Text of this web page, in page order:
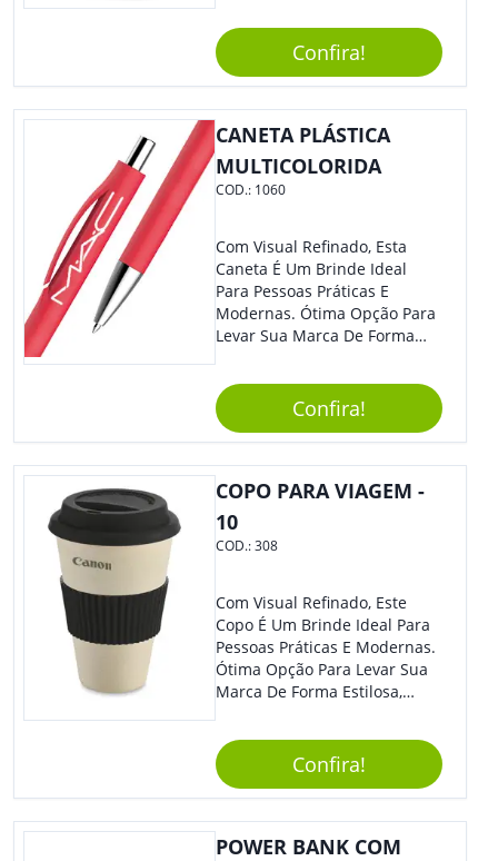
Elástico Permite Maior
Segurança Ao Carregá-Lo.
Ofereça A Seus Clientes E
Colaboradores, Sem Dúvidas
Eles Irão Adorar.
Confira!
CANETA PLÁSTICA
MULTICOLORIDA
COD.: 1060
Com Visual Refinado, Esta
Caneta É Um Brinde Ideal
Para Pessoas Práticas E
Modernas. Ótima Opção Para
Levar Sua Marca De Forma
Sua Empresa Em Eventos,
Reuniões Corporativas Ou Até
Mesmo Para Presentear
Colaboradores E Parceiros De
Sua Empresa.
Confira!
COPO PARA VIAGEM -
10
COD.:308
Com Visual Refinado, Este
Copo É Um Brinde Ideal Para
Pessoas Práticas E Modernas.
Ótima Opção Para Levar Sua
Marca De Forma Estilosa,
Empresa Em Eventos,
Reuniões Corporativas Ou Até
Mesmo Para Presentear
Colaboradores.
Confira!
POWER BANK COM